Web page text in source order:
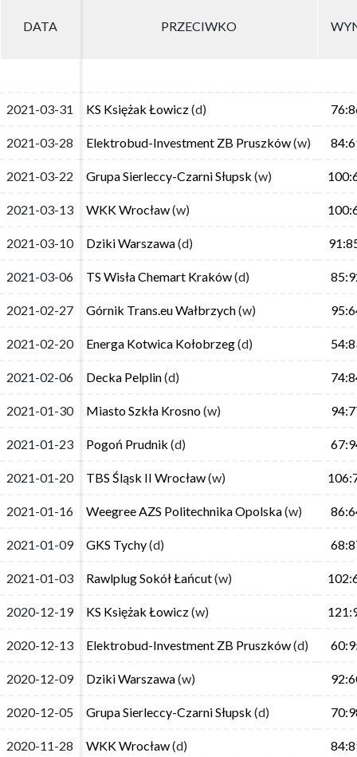
DATA PRZECIWKO
2021-03-31 KS Księżak Łowicz(d)
2021-03-28 Elektrobud-Investment ZB Pruszków(w)
2021-03-22 Grupa Sierleccy-Czarni Słupsk (w)
2021-03-13 WKK Wrocław(w)
2021-03-10 Dziki Warszawa(d)
2021-03-06 TS Wisła Chemart Kraków(d)
2021-02-27 Górnik Trans.eu Wałbrzych(w)
2021-02-20 Energa Kotwica Kołobrzeg(d)
2021-02-06 Decka Pelplin(d)
2021-01-30 Miasto Szkła Krosno(w)
2021-01-23 Pogoń Prudnik (d)
2021-01-20 TBS Śląsk II Wrocław(w)
2021-01-16 Weegree AZS Politechnika Opolska(w)
2021-01-09 GKS Tychy(d)
2021-01-03 Rawlplug Sokół Łańcut(w)
2020-12-19 KS Księżak Łowicz(w)
2020-12-13 Elektrobud-Investment ZB Pruszków(d)
2020-12-09 Dziki Warszawa(w)
2020-12-05 Grupa Sierleccy-Czarni Słupsk (d)
2020-11-28 WKK Wrocław(d)
DATA PRZECIWKO
2021-03-31 KS Księżak Łowicz(d)
2021-03-28 Elektrobud-Investment ZB Pruszków(w)
2021-03-22 Grupa Sierleccy-Czarni Słupsk (w)
2021-03-13 WKK Wrocław(w)
2021-03-10 Dziki Warszawa(d)
2021-03-06 TS Wisła Chemart Kraków(d)
2021-02-27 Górnik Trans.eu Wałbrzych(w)
2021-02-20 Energa Kotwica Kołobrzeg(d)
2021-02-06 Decka Pelplin(d)
2021-01-30 Miasto Szkła Krosno(w)
2021-01-23 Pogoń Prudnik (d)
2021-01-20 TBS Śląsk II Wrocław(w)
2021-01-16 Weegree AZS Politechnika Opolska(w)
2021-01-09 GKS Tychy(d)
2021-01-03 Rawlplug Sokół Łańcut(w)
2020-12-19 KS Księżak Łowicz(w)
2020-12-13 Elektrobud-Investment ZB Pruszków(d)
2020-12-09 Dziki Warszawa(w)
2020-12-05 Grupa Sierleccy-Czarni Słupsk (d)
2020-11-28 WKK Wrocław(d)